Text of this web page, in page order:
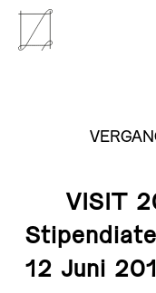
VISIT
12 Juni